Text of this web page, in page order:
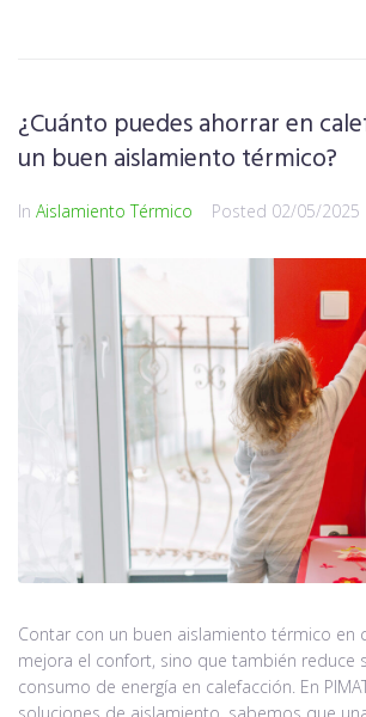
¿Cuánto puedes ahorrar en
un buen aislamiento térmico?
In Aislamiento Térmico Posted 02/05/2025
Contar con un buen aislamiento térmico en
mejora el confort, sino que también reduce
consumo de energía en calefacción. En